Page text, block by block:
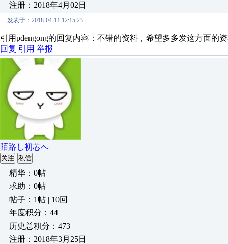
注册：2018年4月02日
发表于：2018-04-11 12:15:23
引用pdengong的回复内容：不错的资料，希望多多发这方面的
回复 引用 举报
陌路し初芯へ
关注 私信
精华：0帖
求助：0帖
帖子：1帖 | 10回
年度积分：44
历史总积分：473
注册：2018年3月25日